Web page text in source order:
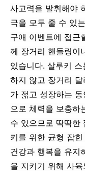
사고력을 발휘해야
극을 모두 줄 수 있
구애 이벤트에 접근
께 장거리 핸들링이
있습니다. 살루키
하지 않고 장거리
가 젊고 성장하는
으로 체력을 보충하
수 있으므로 딱딱한
키를 위한 균형 잡
건강과 행복을 유지
을 지키기 위해 사